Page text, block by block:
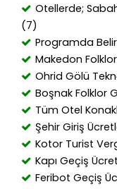
Otellerde;
(7)
Programda
Makedon
Ohrid Gölü
Boşnak Folklor
Tüm Otel
Şehir Giriş
Kotor Turist
Kapı Geçiş
Feribot Geçiş